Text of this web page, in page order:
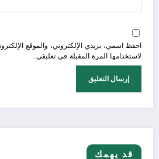
احفظ اسمي، بريدي الإلكتروني، والموقع
لاستخدامها المرة المقبلة في تعليقي.
قد يهمك